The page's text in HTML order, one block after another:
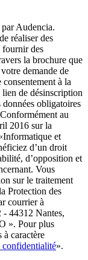
par Audencia.
réaliser des
fournir des
la brochure que
demande de
à la
de désinscription
obligatoires
au
2016 sur la
et
d’un droit
d’opposition et
Vous
sur le traitement
Protection des
courrier à
- 44312 Nantes,
». Pour plus
à caractère
confidentialité».